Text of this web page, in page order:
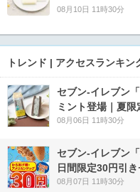
08月10日 11時30分
トレンド | アクセスランキン
セブン‐イレブン
ミント登場｜夏
08月06日 11時30分
セブン‐イレブン
日間限定30円引
08月07日 11時30分